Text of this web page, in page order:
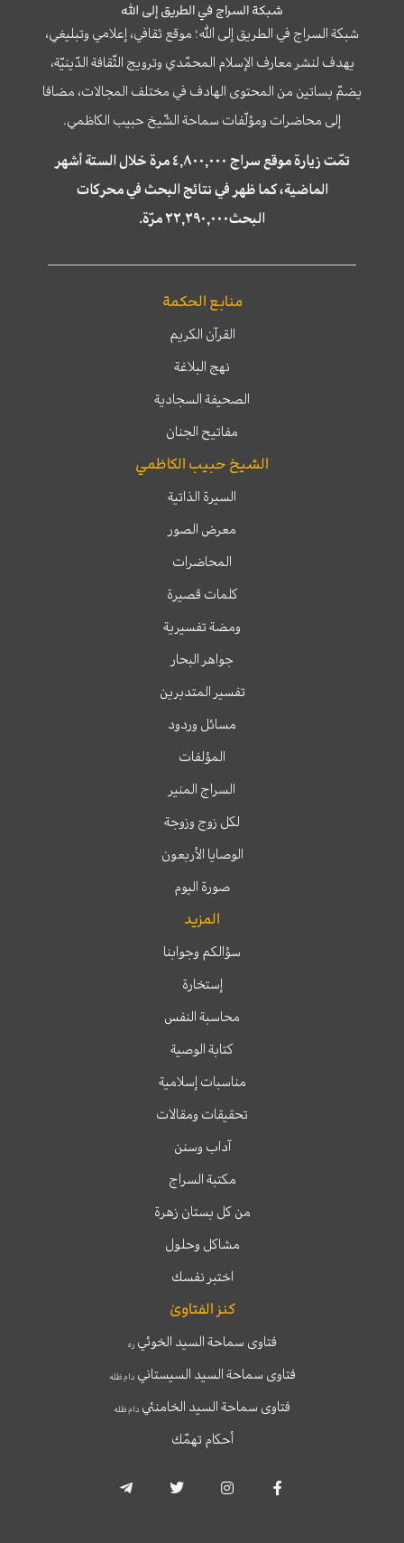
شبكة السراج في الطريق إلى الله
شبكة السراج في الطريق إلى الله؛ موقع ثقافي، إعلامي وتبليغي،
يهدف لنشر معارف الإسلام المحمّدي وترويج الثّقافة الدّينيّة،
يضمّ بساتين من المحتوى الهادف في مختلف المجالات، مضافا
إلى محاضرات ومؤلّفات سماحة الشّيخ حبيب الكاظمي.
تمّت زيارة موقع سراج ٤,٨٠٠,٠٠٠ مرة خلال الستة أشهر
الماضية، كما ظهر في نتائج البحث في محركات
البحث٢٢,٢٩٠,٠٠٠ مرّة.
منابع الحكمة
القرآن الكريم
نهج البلاغة
الصحيفة السجادية
مفاتيح الجنان
الشيخ حبيب الكاظمي
السيرة الذاتية
معرض الصور
المحاضرات
كلمات قصيرة
ومضة تفسيرية
جواهر البحار
تفسير المتدبرين
مسائل وردود
المؤلفات
السراج المنير
لكل زوج وزوجة
الوصايا الأربعون
صورة اليوم
المزيد
سؤالكم وجوابنا
إستخارة
محاسبة النفس
كتابة الوصية
مناسبات إسلامية
تحقيقات ومقالات
آداب وسنن
مكتبة السراج
من كل بستان زهرة
مشاكل وحلول
اختبر نفسك
كنز الفتاوىٰ
فتاوى سماحة السيد الخوئيره
فتاوى سماحة السيد السيستانيدام ظله
فتاوى سماحة السيد الخامنئي دام ظله
أحكام تهمّك
a
c
s
i
l